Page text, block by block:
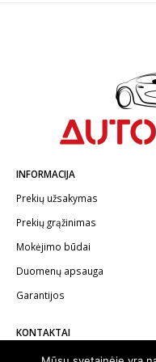
INFORMACIJA
Prekių užsakymas
Prekių grąžinimas
Mokėjimo būdai
Duomenų apsauga
Garantijos
KONTAKTAI
Telefonas:+370 602